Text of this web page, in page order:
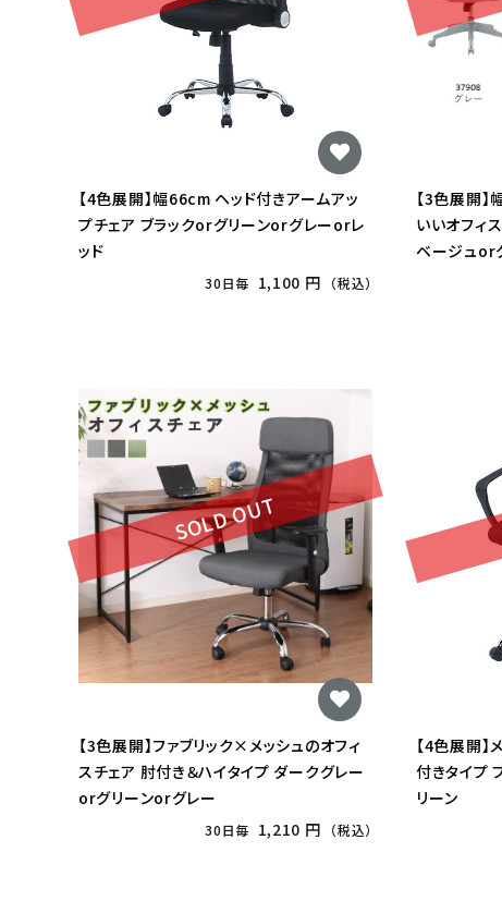
【4色展開】幅66cm ヘッド付きアームアッ
プチェア ブラックorグリーンorグレーorレ
ッド
30日毎 1,100 円 （税込）
【3色展開
いいオフィ
ベージュor
SOLD OUT
【3色展開】ファブリック×メッシュのオフィ
スチェア 肘付き＆ハイタイプ ダークグレー
orグリーンorグレー
30日毎 1,210 円 （税込）
【4色展開】
付きタイプ
リーン